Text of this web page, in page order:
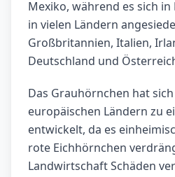
Mexiko, während es sich
in vielen Ländern
Großbritannien, Italien,
Deutschland und
Das Grauhörnchen hat
europäischen Ländern zu
entwickelt, da es
rote Eichhörnchen
Landwirtschaft Schäden